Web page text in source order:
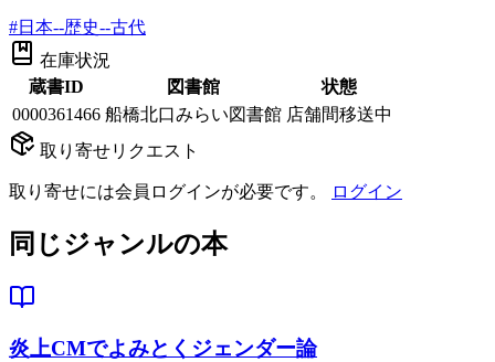
#日本--歴史--古代
在庫状況
蔵書ID
図書館
状態
0000361466 船橋北口みらい図書館 店舗間移送中
取り寄せリクエスト
取り寄せには会員ログインが必要です。 ログイン
同じジャンルの本
炎上CMでよみとくジェンダー論